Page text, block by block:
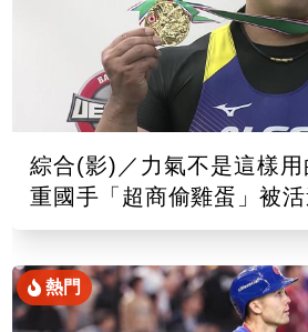
綜合(影)／力氣不是這樣
重國手「超商偷雞蛋」被
折
熱門